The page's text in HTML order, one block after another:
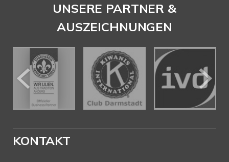
UNSERE PARTNER &
AUSZEICHNUNGEN
KONTAKT